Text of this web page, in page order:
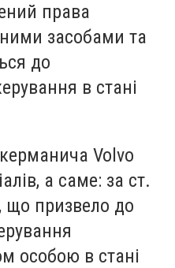
права
засобами та
до
в стані
Volvo
а саме: за ст.
призвело до
особою в стані